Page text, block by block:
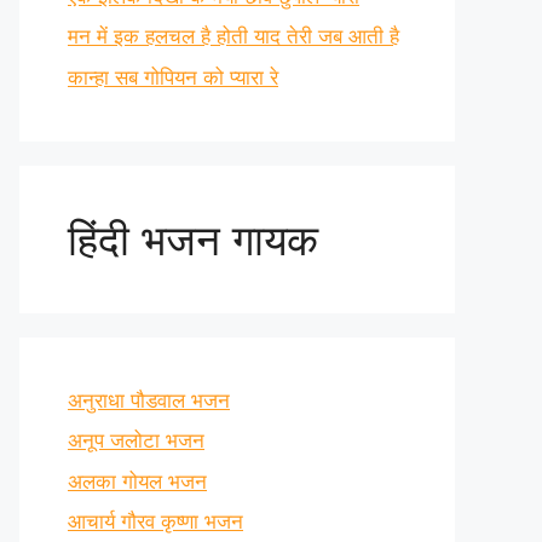
मन में इक हलचल है होती याद तेरी जब आती है
कान्हा सब गोपियन को प्यारा रे
हिंदी भजन गायक
अनुराधा पौडवाल भजन
अनूप जलोटा भजन
अलका गोयल भजन
आचार्य गौरव कृष्णा भजन